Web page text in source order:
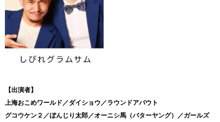
【出演者】
上海おこめワールド／ダイショウ／ラウンドアバウト
グコウケン２／ぼんじり太郎／オーニシ馬（バターヤング）／ガールズ